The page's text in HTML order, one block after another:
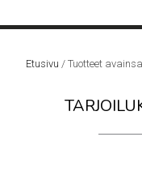
Etusivu / Tuotteet